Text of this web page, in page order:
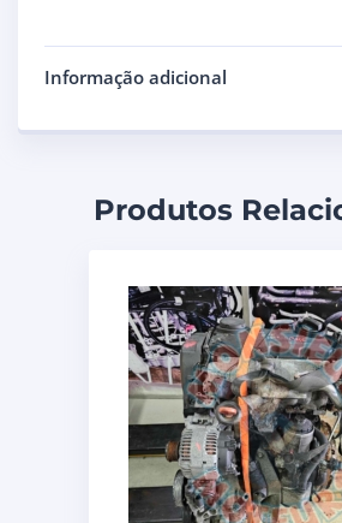
Informação adicional
Produtos